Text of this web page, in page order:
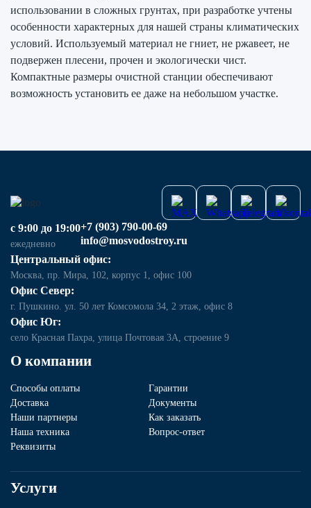
использовании в сложных грунтах, при разработке учтены
особенности характерных для нашей страны климатических
условий. Используемый материал не гниет, не ржавеет, не
подвержен плесени, прочен и экологически чист.
Компактные размеры очистной станции обеспечивают
возможность установить ее даже на небольшом участке.
О компании
Способы оплаты
Гарантии
Доставка
Документы
Наши партнеры
Как заказать
Наша техника
Вопрос-ответ
Реквизиты
Услуги
с 9:00 до 19:00
ежедневно
+7 (903) 790-00-69
info@mosvodostroy.ru
Центральный офис:
Москва, пр. Мира, 102, корпус 1, офис 100
Офис Север:
г. Пушкино. ул. 50 лет Комсомола 34, 2 этаж, офис 8
Офис Юг:
село Красная Пахра, улица Почтовая 3А, строение 9